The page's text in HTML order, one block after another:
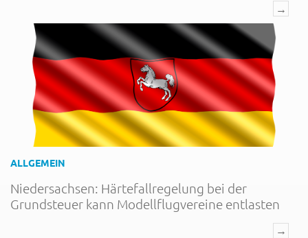
→
ALLGEMEIN
Niedersachsen: Härtefallregelung bei der
Grundsteuer kann Modellflugvereine entlasten
→